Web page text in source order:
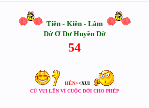
Tiền - Kiên - Lâm
Đờ Ơ Đơ Huyền Đờ
54
HÊN><XUI
CỨ VUI LÊN VÌ CUỘC ĐỜI CHO PHÉP